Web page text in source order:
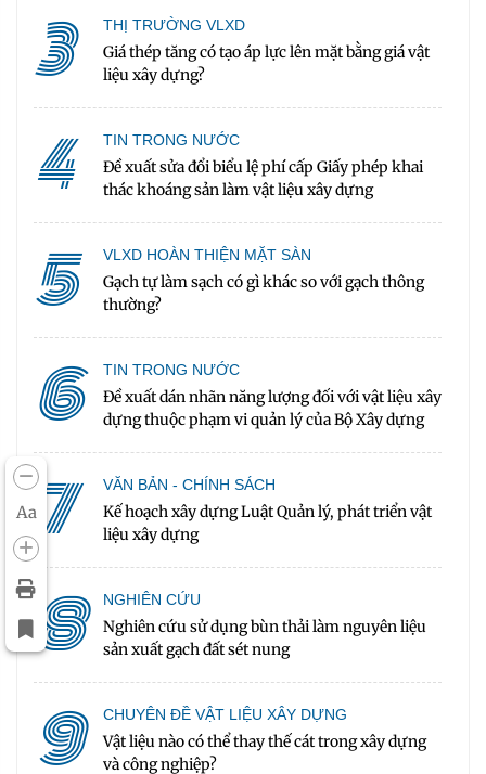
Aa
3 THỊ TRƯỜNG VLXD
Giá thép tăng có tạo áp lực lên mặt bằng giá vật
liệu xây dựng?
4 TIN TRONG NƯỚC
Đề xuất sửa đổi biểu lệ phí cấp Giấy phép khai
thác khoáng sản làm vật liệu xây dựng
5 VLXD HOÀN THIỆN MẶT SÀN
Gạch tự làm sạch có gì khác so với gạch thông
thường?
6 TIN TRONG NƯỚC
Đề xuất dán nhãn năng lượng đối với vật liệu xây
dựng thuộc phạm vi quản lý của Bộ Xây dựng
7 VĂN BẢN - CHÍNH SÁCH
Kế hoạch xây dựng Luật Quản lý, phát triển vật
liệu xây dựng
8 NGHIÊN CỨU
Nghiên cứu sử dụng bùn thải làm nguyên liệu
sản xuất gạch đất sét nung
9 CHUYÊN ĐỀ VẬT LIỆU XÂY DỰNG
Vật liệu nào có thể thay thế cát trong xây dựng
và công nghiệp?